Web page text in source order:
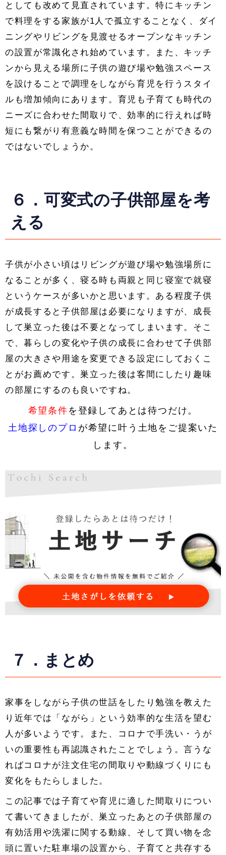
としても改めて見直されています。特にキッチン
で料理をする家族が1人で孤立することなく、ダイ
ニングやリビングを見渡せるオープンなキッチン
の設置が常識化され始めています。また、キッチ
ンから見える場所に子供の遊び場や勉強スペース
を設けることで調理をしながら育児を行うスタイ
ルも増加傾向にあります。育児も子育ても時代の
ニーズに合わせた間取りで、効率的に行えれば時
短にも繋がり有意義な時間を保つことができるの
ではないでしょうか。
６．可変式の子供部屋を考
える
子供が小さい頃はリビングが遊び場や勉強場所に
なることが多く、寝る時も両親と同じ寝室で就寝
というケースが多いかと思います。ある程度子供
が成長すると子供部屋は必要になりますが、成長
して巣立った後は不要となってしまいます。そこ
で、暮らしの変化や子供の成長に合わせて子供部
屋の大きさや用途を変更できる設定にしておくこ
とがお薦めです。巣立った後は客間にしたり趣味
の部屋にするのも良いですね。
希望条件 を登録してあとは待つだけ。
土地探しのプロ が希望に叶う土地をご提案いた
します。
７．まとめ
家事をしながら子供の世話をしたり勉強を教えた
り近年では「ながら」という効率的な生活を望む
人が多いようです。また、コロナで手洗い・うが
いの重要性も再認識されたことでしょう。言うな
ればコロナが注文住宅の間取りや動線づくりにも
変化をもたらしました。
この記事では子育てや育児に適した間取りについ
て書いてきましたが、巣立ったあとの子供部屋の
有効活用や洗濯に関する動線、そして買い物を念
頭に置いた駐車場の設置から、子育てと共存する